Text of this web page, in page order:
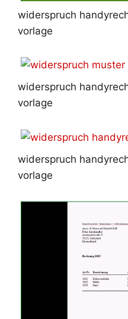
widerspruch
vorlage
widerspruch
vorlage
widerspruch
vorlage